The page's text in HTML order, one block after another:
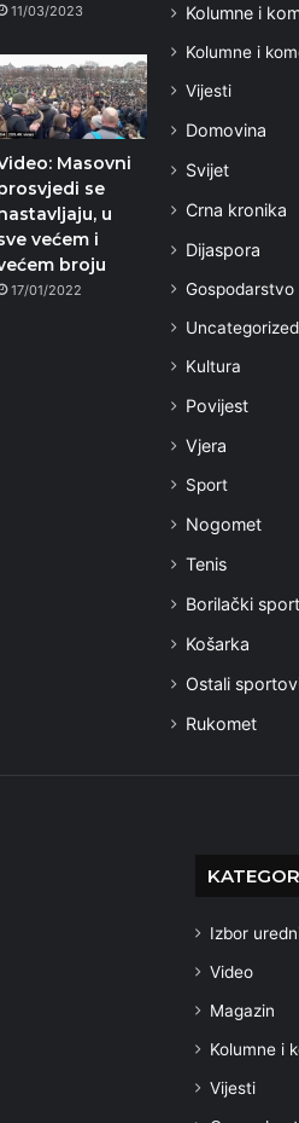
11/03/2023
Masovni
se
u
većem i
broju
17/01/2022
Kolumne i
Kolumne i
Vijesti
Domovina
Svijet
Crna kronika
Dijaspora
Gospodarstvo
Uncategorized
Kultura
Povijest
Vjera
Sport
Nogomet
Tenis
Borilački
Košarka
Ostali
Rukomet
Izbor
Video
Magazin
Kolumne i
Vijesti